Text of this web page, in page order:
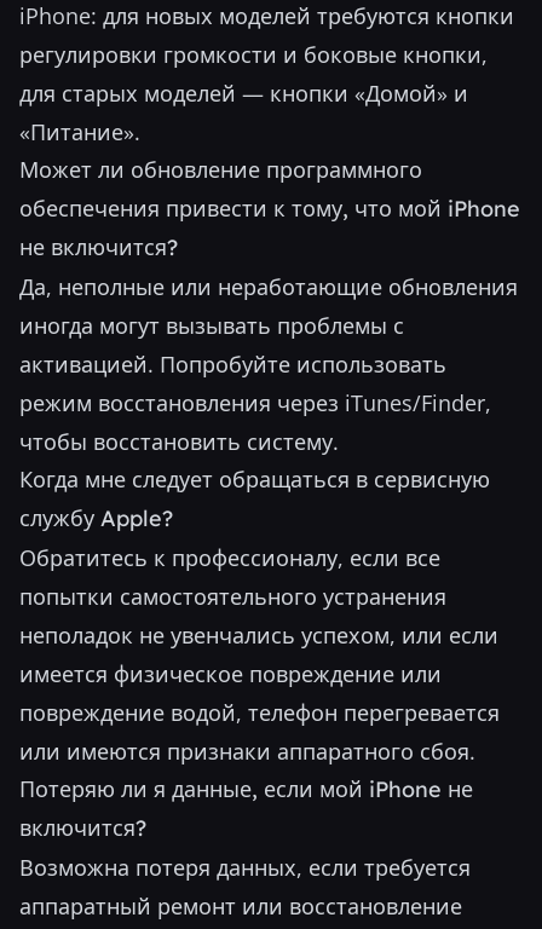
iPhone: для новых моделей требуются кнопки
регулировки громкости и боковые кнопки,
для старых моделей — кнопки «Домой» и
«Питание».
Может ли обновление программного
обеспечения привести к тому, что мой iPhone
не включится?
Да, неполные или неработающие обновления
иногда могут вызывать проблемы с
активацией. Попробуйте использовать
режим восстановления через iTunes/Finder,
чтобы восстановить систему.
Когда мне следует обращаться в сервисную
службу Apple?
Обратитесь к профессионалу, если все
попытки самостоятельного устранения
неполадок не увенчались успехом, или если
имеется физическое повреждение или
повреждение водой, телефон перегревается
или имеются признаки аппаратного сбоя.
Потеряю ли я данные, если мой iPhone не
включится?
Возможна потеря данных, если требуется
аппаратный ремонт или восстановление